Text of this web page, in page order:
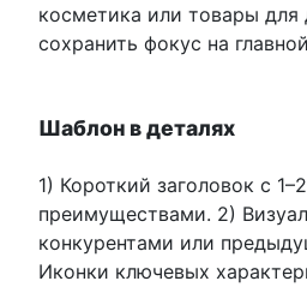
косметика или товары
сохранить фокус на
Шаблон в деталях
1) Короткий заголовок с
преимуществами. 2)
конкурентами или
Иконки ключевых